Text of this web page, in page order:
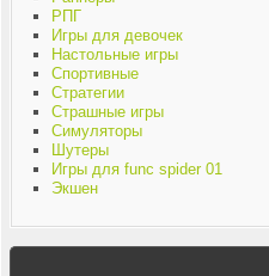
РПГ
Игры для девочек
Настольные игры
Спортивные
Стратегии
Страшные игры
Симуляторы
Шутеры
Игры для func spider 01
Экшен